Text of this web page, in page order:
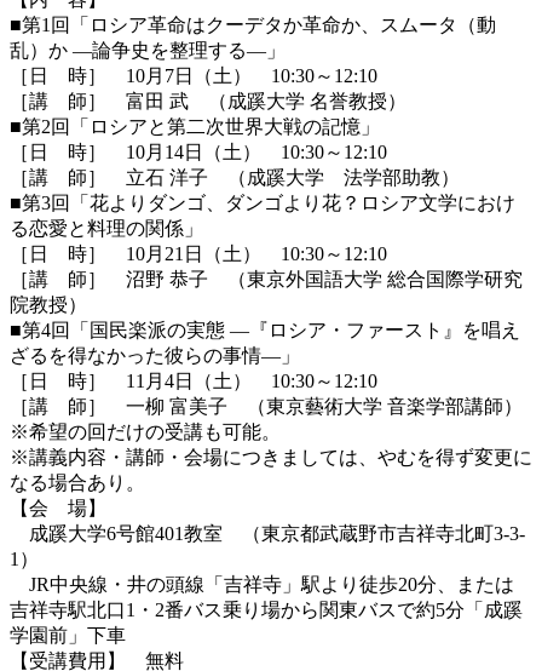
■第1回「ロシア革命はクーデタか革命か、スムータ（動
乱）か ―論争史を整理する―」
［日 時］ 10月7日（土） 10:30～12:10
［講 師］ 富田 武 （成蹊大学 名誉教授）
■第2回「ロシアと第二次世界大戦の記憶」
［日 時］ 10月14日（土） 10:30～12:10
［講 師］ 立石 洋子 （成蹊大学 法学部助教）
■第3回「花よりダンゴ、ダンゴより花？ロシア文学におけ
る恋愛と料理の関係」
［日 時］ 10月21日（土） 10:30～12:10
［講 師］ 沼野 恭子 （東京外国語大学 総合国際学研究
院教授）
■第4回「国民楽派の実態 ―『ロシア・ファースト』を唱え
ざるを得なかった彼らの事情―」
［日 時］ 11月4日（土） 10:30～12:10
［講 師］ 一柳 富美子 （東京藝術大学 音楽学部講師）
※希望の回だけの受講も可能。
※講義内容・講師・会場につきましては、やむを得ず変更に
なる場合あり。
【会 場】
成蹊大学6号館401教室 （東京都武蔵野市吉祥寺北町3-3-
1）
JR中央線・井の頭線「吉祥寺」駅より徒歩20分、または
吉祥寺駅北口1・2番バス乗り場から関東バスで約5分「成蹊
学園前」下車
【受講費用】 無料